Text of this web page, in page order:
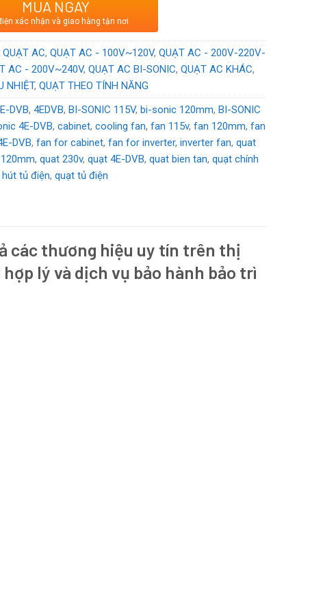
: Đài Loan
115/230VAC
MUA NGAY
xác nhận và giao hàng tận nơi
QUẠT AC,QUẠT AC - 100V~120V,QUẠT AC - 200V-220V-
AC - 200V~240V,QUẠT AC BI-SONIC,QUẠT AC KHÁC,
NHIỆT,QUẠT THEO TÍNH NĂNG
DVB,4EDVB,BI-SONIC 115V,bi-sonic 120mm,BI-SONIC
4E-DVB,cabinet,cooling fan,fan 115v,fan 120mm,fan
DVB,fan for cabinet,fan for inverter,inverter fan,quat
,quat 230v,quạt 4E-DVB,quat bien tan,quạt chính
hút tủ điện,quạt tủ điện
các thương hiệu uy tín trên thị
lý và dịch vụ bảo hành bảo trì